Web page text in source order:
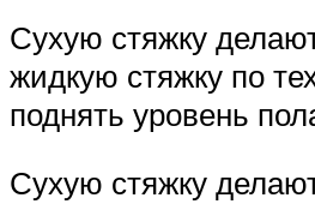
Сухую стяжку
жидкую стяжку по
поднять уровень
Сухую стяжку